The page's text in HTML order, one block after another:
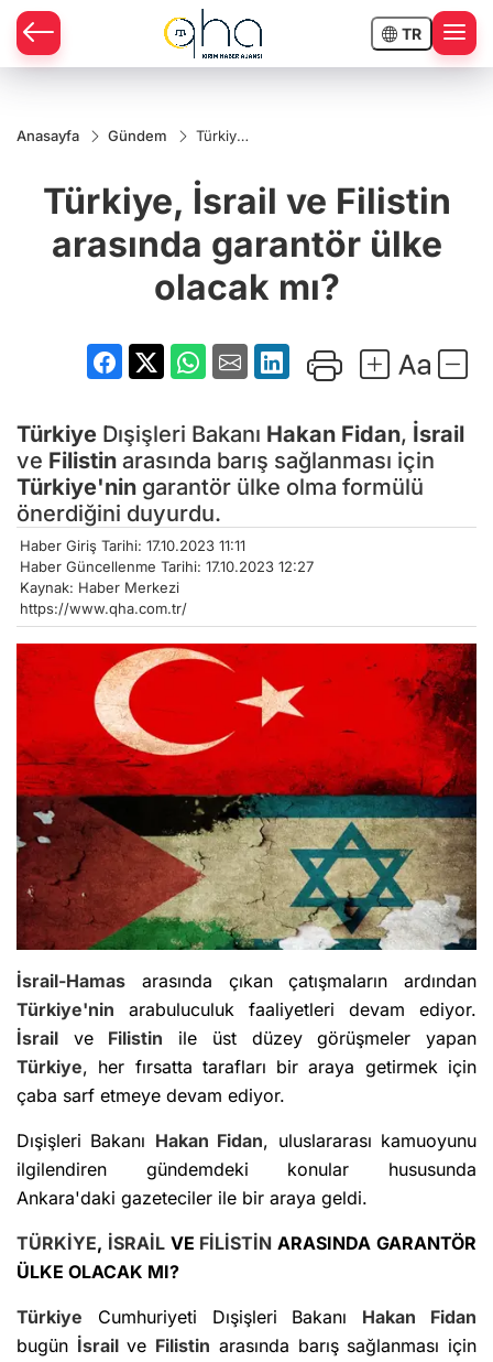
TR
Anasayfa Gündem
Türkiye,
arasında
garantör
olacak
mı?
Türkiye, İsrail ve Filistin
arasında garantör ülke
olacak mı?
Türkiye Dışişleri Bakanı Hakan Fidan, İsrail
ve Filistin arasında barış sağlanması için
Türkiye'nin garantör ülke olma formülü
önerdiğini duyurdu.
Haber Giriş Tarihi: 17.10.2023 11:11
Haber Güncellenme Tarihi: 17.10.2023 12:27
Kaynak: Haber Merkezi
https://www.qha.com.tr/
İsrail-Hamas arasında çıkan çatışmaların ardından
Türkiye'nin arabuluculuk faaliyetleri devam ediyor.
İsrail ve Filistin ile üst düzey görüşmeler yapan
Türkiye, her fırsatta tarafları bir araya getirmek için
çaba sarf etmeye devam ediyor.
Dışişleri Bakanı Hakan Fidan, uluslararası kamuoyunu
ilgilendiren gündemdeki konular hususunda
Ankara'daki gazeteciler ile bir araya geldi.
TÜRKİYE, İSRAİLVE FİLİSTİN ARASINDA GARANTÖR
ÜLKE OLACAK MI?
Türkiye Cumhuriyeti Dışişleri Bakanı Hakan Fidan
bugün İsrailve Filistin arasında barış sağlanması için